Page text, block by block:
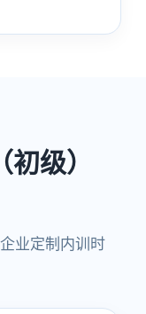
级）
业定制内训时